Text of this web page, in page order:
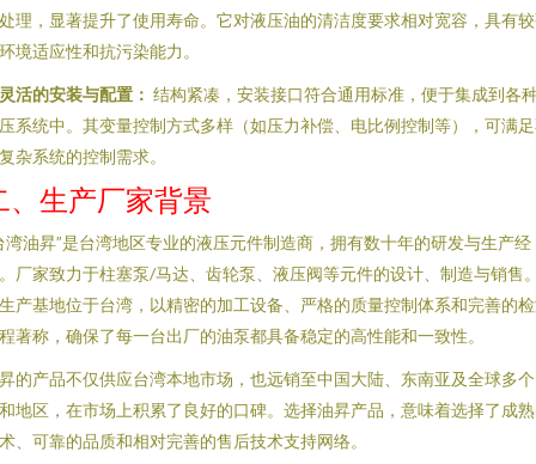
理，显著提升了使用寿命。它对液压油的清洁度要求相对宽容，具有
境适应性和抗污染能力。
活的安装与配置： 结构紧凑，安装接口符合通用标准，便于集成到各
系统中。其变量控制方式多样（如压力补偿、电比例控制等），可满
杂系统的控制需求。
、生产厂家背景
湾油昇”是台湾地区专业的液压元件制造商，拥有数十年的研发与生产经
厂家致力于柱塞泵/马达、齿轮泵、液压阀等元件的设计、制造与销售
产基地位于台湾，以精密的加工设备、严格的质量控制体系和完善的
著称，确保了每一台出厂的油泵都具备稳定的高性能和一致性。
的产品不仅供应台湾本地市场，也远销至中国大陆、东南亚及全球多
地区，在市场上积累了良好的口碑。选择油昇产品，意味着选择了成
、可靠的品质和相对完善的售后技术支持网络。